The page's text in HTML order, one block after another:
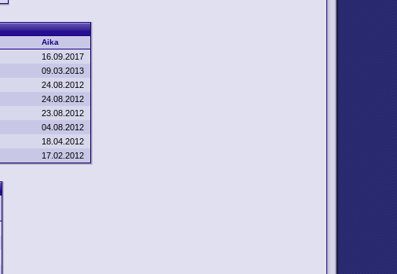
Aika
16.09.2017
09.03.2013
24.08.2012
24.08.2012
23.08.2012
04.08.2012
18.04.2012
17.02.2012